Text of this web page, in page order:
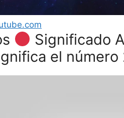
Significado
el